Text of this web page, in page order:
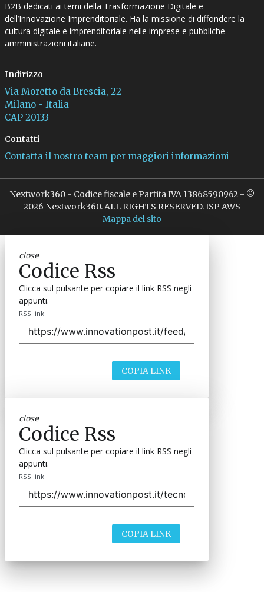
B2B dedicati ai temi della Trasformazione Digitale e
dell’Innovazione Imprenditoriale. Ha la missione di diffondere la
cultura digitale e imprenditoriale nelle imprese e pubbliche
amministrazioni italiane.
Indirizzo
Via Moretto da Brescia, 22
Milano - Italia
CAP 20133
Contatti
Contatta il nostro team per maggiori informazioni
Nextwork360 - Codice fiscale e Partita IVA 13868590962 - ©
2026 Nextwork360. ALL RIGHTS RESERVED. ISP AWS
Mappa del sito
close
Codice Rss
Clicca sul pulsante per copiare il link RSS negli
appunti.
RSS link
COPIA LINK
close
Codice Rss
Clicca sul pulsante per copiare il link RSS negli
appunti.
RSS link
COPIA LINK